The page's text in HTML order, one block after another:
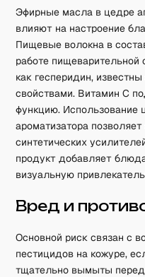
Эфирные масла в цедре
влияют на настроение
Пищевые волокна в
работе
как гесперидин,
свойствами. Витамин C
функцию. Использование
ароматизатора
синтетических
продукт добавляет
визуальную
Вред и
Основной риск связан с
пестицидов на кожуре,
тщательно вымыты перед